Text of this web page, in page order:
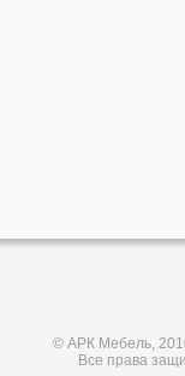
© АРК Мебель,
Все права